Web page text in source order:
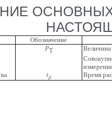
Обозначение
РT
Величина
tji Время